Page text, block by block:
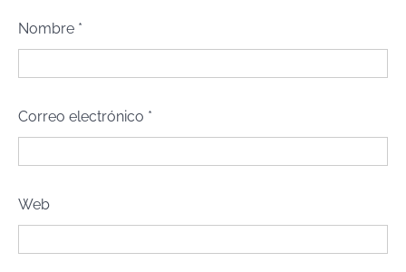
Nombre *
Correo electrónico *
Web